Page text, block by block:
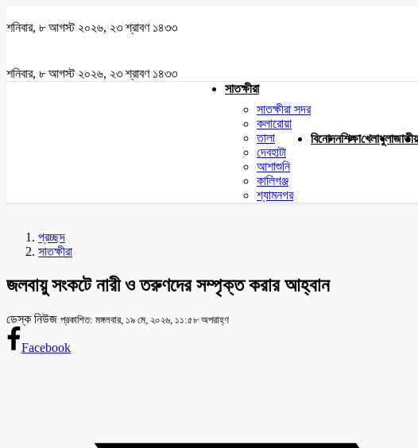
শনিবার, ৮ আগস্ট ২০২৬, ২৩ শ্রাবণ ১৪৩৩
শনিবার, ৮ আগস্ট ২০২৬, ২৩ শ্রাবণ ১৪৩৩
সাতক্ষীরা
সাতক্ষীরা সদর
কলারোয়া
তালা
দেবহাটা
আশাশুনি
কালিগঞ্জ
শ্যামনগর
বিনোদনশিক্ষাখেলাধুলাজাতীয়
প্রচ্ছদ
সাতক্ষীরা
জলবায়ু সংকটে নারী ও তরুণদের সম্পৃক্ত করার আহ্বান
ডেস্ক নিউজ প্রকাশিত: মঙ্গলবার, ১৯ মে, ২০২৬, ১১:৫৮ অপরাহ্ণ
Facebook